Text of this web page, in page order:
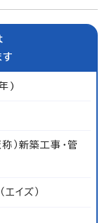
す
)
）新築工事・管
イズ）